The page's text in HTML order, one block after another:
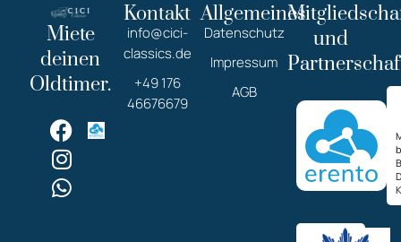
Miete
deinen
Oldtimer.
Kontakt
info@cici-
classics.de
+49 176
46676679
Allgemeines
Datenschutz
Impressum
AGB
und